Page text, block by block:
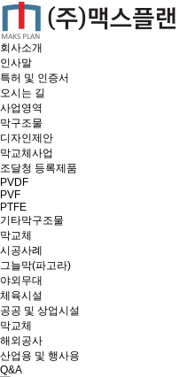
회사소개
인사말
특허 및 인증서
오시는 길
사업영역
막구조물
디자인제안
막교체사업
조달청 등록제품
PVDF
PVF
PTFE
기타막구조물
막교체
시공사례
그늘막(파고라)
야외무대
체육시설
공공 및 상업시설
막교체
해외공사
산업용 및 행사용
Q&A